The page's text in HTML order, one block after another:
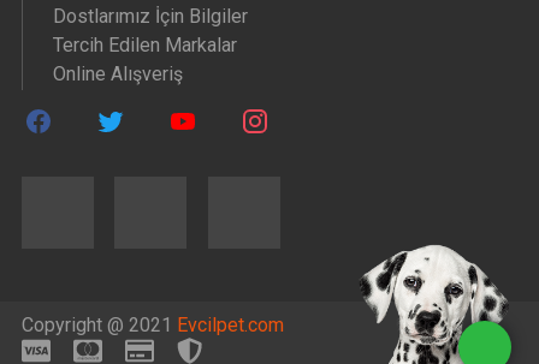
Dostlarımız İçin Bilgiler
Tercih Edilen Markalar
Online Alışveriş
Copyright @ 2021 Evcilpet.com